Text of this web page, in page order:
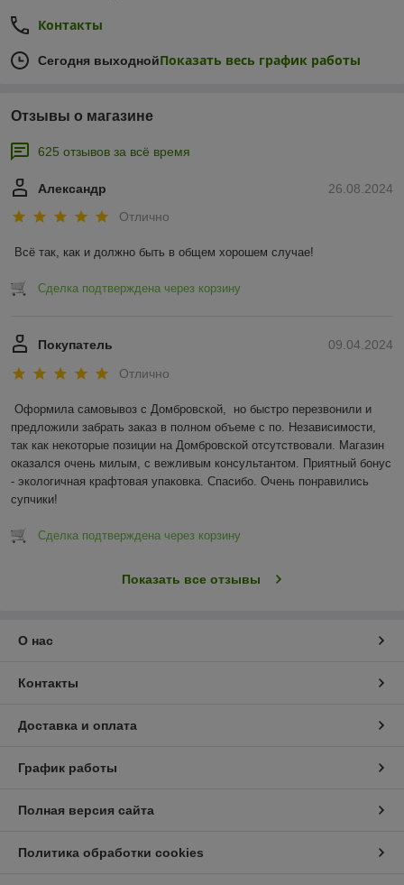
Контакты
Сегодня выходнойПоказать весь график работы
Отзывы о магазине
625 отзывов за всё время
26.08.2024
Александр
Отлично
Всё так, как и должно быть в общем хорошем случае!
Сделка подтверждена через корзину
09.04.2024
Покупатель
Отлично
Оформила самовывоз с Домбровской,  но быстро перезвонили и
предложили забрать заказ в полном объеме с по. Независимости,
так как некоторые позиции на Домбровской отсутствовали. Магазин
оказался очень милым, с вежливым консультантом. Приятный бонус
- экологичная крафтовая упаковка. Спасибо. Очень понравились
супчики!
Сделка подтверждена через корзину
Показать все отзывы
О нас
Контакты
Доставка и оплата
График работы
Полная версия сайта
Политика обработки cookies